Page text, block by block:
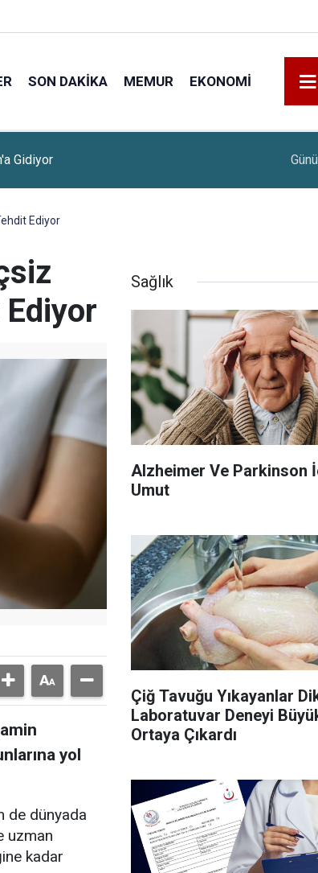
SON DAKIKA MEMUR EKONOMI
Başladı Sınavsız
Ediyor
Ediyor
yol
de dünyada
uzman
kadar
Sağlık
Alzheimer Ve Parkinson
Umut
Çiğ Tavuğu Yıkayanlar
Laboratuvar Deneyi
Ortaya Çıkardı